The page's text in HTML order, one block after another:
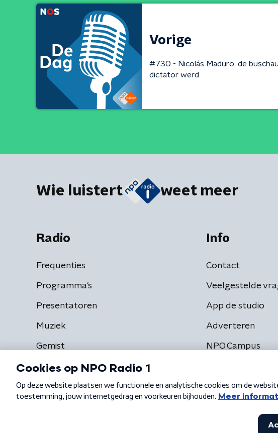
Vorige
#730 - Nicolás Maduro: de
dictator werd
Wie luistert weet meer
Radio
Frequenties
Programma's
Presentatoren
Muziek
Gemist
Info
Contact
Veelgestelde
App de studio
Adverteren
NPO Campus
Algemene voorwaarden Privacybeleid